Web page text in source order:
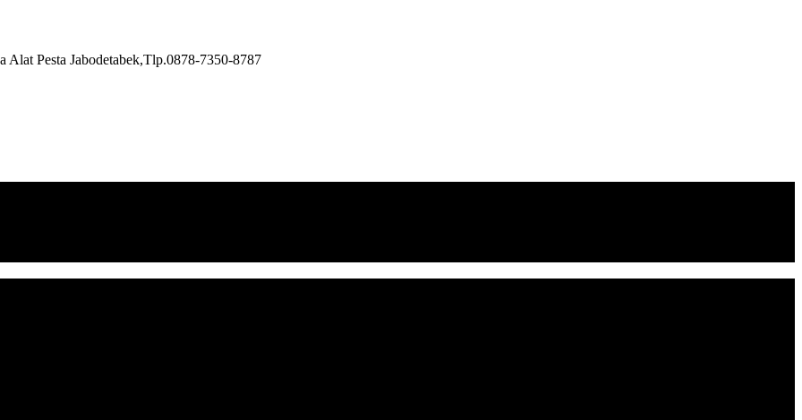
Alat Pesta Jabodetabek,Tlp.0878-7350-8787